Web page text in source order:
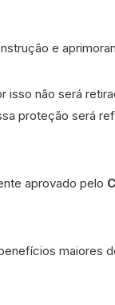
e
não será
proteção será
aprovado pelo
maiores